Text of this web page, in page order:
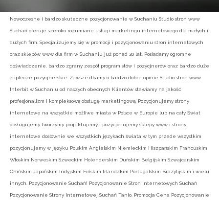
Nowoczesne i bardzo skuteczne pozycjonowanie w Suchaniu Studio stron www
Suchań oferuje szeroko rozumiane usługi marketingu internetowego dla małych i
dużych firm. Specjalizujemy się w promocji i pozycjonowaniu stron internetowych
oraz sklepów www dla firm w Suchaniu już ponad 20 lat. Posiadamy ogromne
doświadczenie, bardzo zgrany zespół programistów i pozycjnerów oraz bardzo duże
zaplecze pozycjnerskie. Zawsze dbamy o bardzo dobre opinie Studio stron www
Interbit w Suchaniu od naszych obecnych Klientów stawiamy na jakość
profesjonalizm i kompleksową obsługę marketingową. Pozycjonujemy strony
internetowe na wszystkie możliwe miasta w Polsce w Europie lub na cały Świat
obsługujemy tworzymy projektujemy i pozycjonujemy sklepy www i strony
internetowe dosłownie we wszystkich językach świata w tym przede wszystkim
pozycjonujemy w języku Polskim Angielskim Niemieckim Hiszpańskim Francuskim
Włoskim Norweskim Szweckim Holenderskim Duńskim Belgijskim Szwajcarskim
Chińskim Japońskim Indyjskim Fińskim Irlandzkim Portugalskim Brazylijskim i wielu
innych. Pozycjonowanie Suchań! Pozycjonowanie Stron Internetowych Suchań
Pozycjonowanie Strony Internetowej Suchań Tanio. Promocja Cena Pozycjonowanie